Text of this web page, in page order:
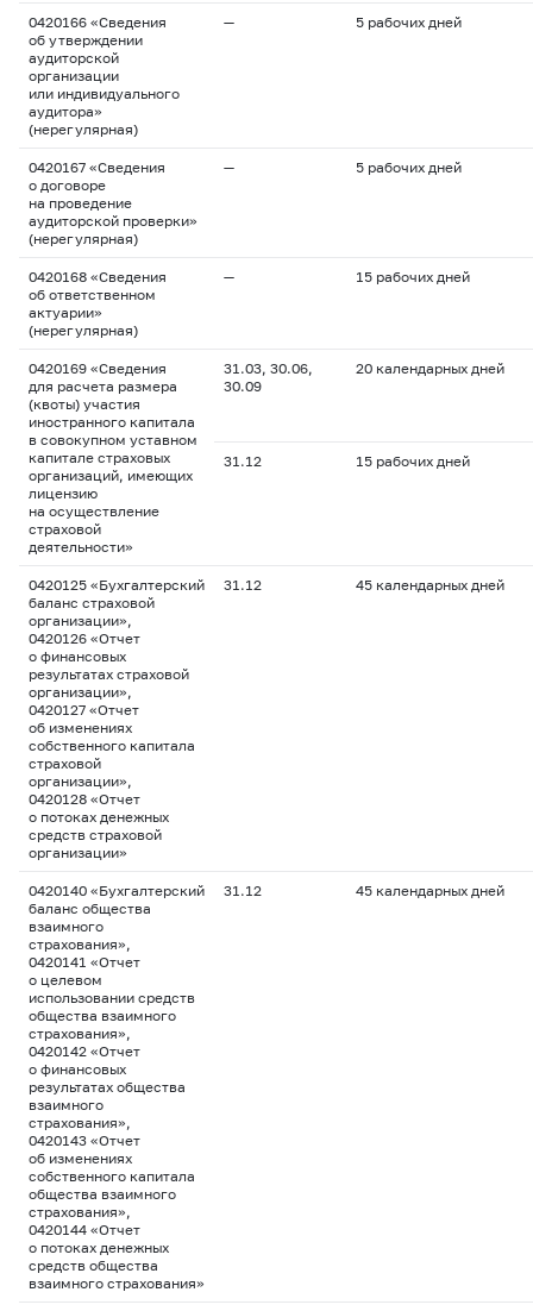
0420166 «Сведения
об утверждении
аудиторской
организации
или индивидуального
аудитора»
(нерегулярная)
— 5 рабочих дней
0420167 «Сведения
о договоре
на проведение
аудиторской проверки»
(нерегулярная)
— 5 рабочих дней
0420168 «Сведения
об ответственном
актуарии»
(нерегулярная)
— 15 рабочих дней
0420169 «Сведения
для расчета размера
(квоты) участия
иностранного капитала
в совокупном уставном
капитале страховых
организаций, имеющих
лицензию
на осуществление
страховой
деятельности»
31.03, 30.06,
30.09
20 календарных дней
31.12 15 рабочих дней
0420125 «Бухгалтерский
баланс страховой
организации»,
0420126 «Отчет
о финансовых
результатах страховой
организации»,
0420127 «Отчет
об изменениях
собственного капитала
страховой
организации»,
0420128 «Отчет
о потоках денежных
средств страховой
организации»
31.12 45 календарных дней
0420140 «Бухгалтерский
баланс общества
взаимного
страхования»,
0420141 «Отчет
о целевом
использовании средств
общества взаимного
страхования»,
0420142 «Отчет
о финансовых
результатах общества
взаимного
страхования»,
0420143 «Отчет
об изменениях
собственного капитала
общества взаимного
страхования»,
0420144 «Отчет
о потоках денежных
средств общества
взаимного страхования»
31.12 45 календарных дней